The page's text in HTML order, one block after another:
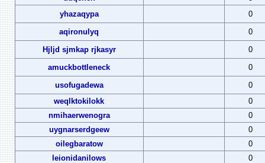
yhazaqypa
0
aqironulyq
0
Hjljd sjmkap rjkasyr
0
amuckbottleneck
0
usofugadewa
0
weqlktokilokk
0
nmihaerwenogra
0
uygnarserdgeew
0
oilegbaratow
0
leionidanilows
0